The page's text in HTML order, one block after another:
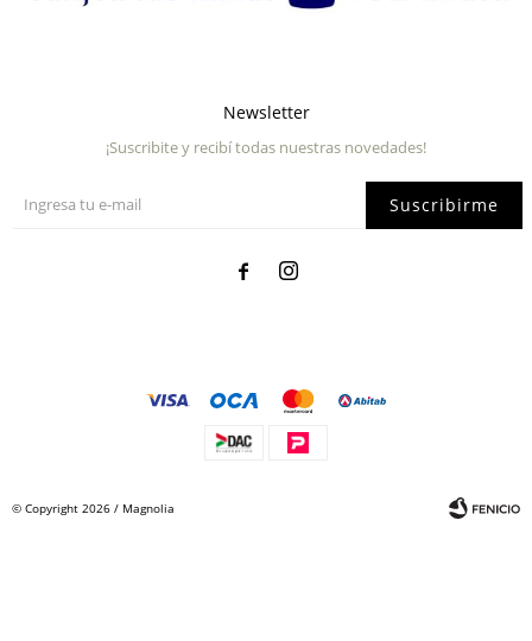
Newsletter
¡Suscribite y recibí todas nuestras novedades!
Suscribirme
 
© Copyright 2026 / Magnolia